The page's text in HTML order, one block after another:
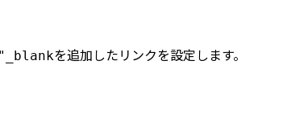
を追加したリンクを設定します。